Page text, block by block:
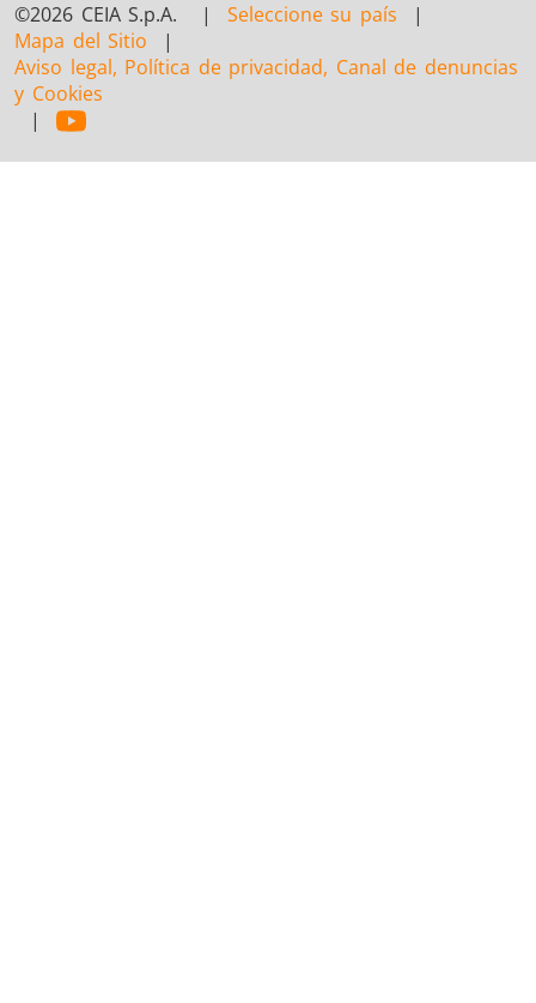
©2026 CEIA S.p.A. | Seleccione su país |
Mapa del Sitio |
Aviso legal, Política de privacidad, Canal de denuncias
y Cookies
|